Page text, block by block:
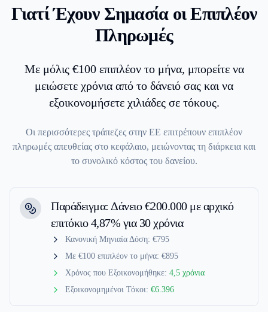
Γιατί Έχουν Σημασία οι Επιπλέον
Πληρωμές
Με μόλις €100 επιπλέον το μήνα, μπορείτε να
μειώσετε χρόνια από το δάνειό σας και να
εξοικονομήσετε χιλιάδες σε τόκους.
Οι περισσότερες τράπεζες στην ΕΕ επιτρέπουν επιπλέον
πληρωμές απευθείας στο κεφάλαιο, μειώνοντας τη διάρκεια και
το συνολικό κόστος του δανείου.
Παράδειγμα: Δάνειο €200.000 με αρχικό
επιτόκιο 4,87% για 30 χρόνια
Κανονική Μηνιαία Δόση: €795
Με €100 επιπλέον το μήνα: €895
Χρόνος που Εξοικονομήθηκε: 4,5 χρόνια
Εξοικονομημένοι Τόκοι: €6.396